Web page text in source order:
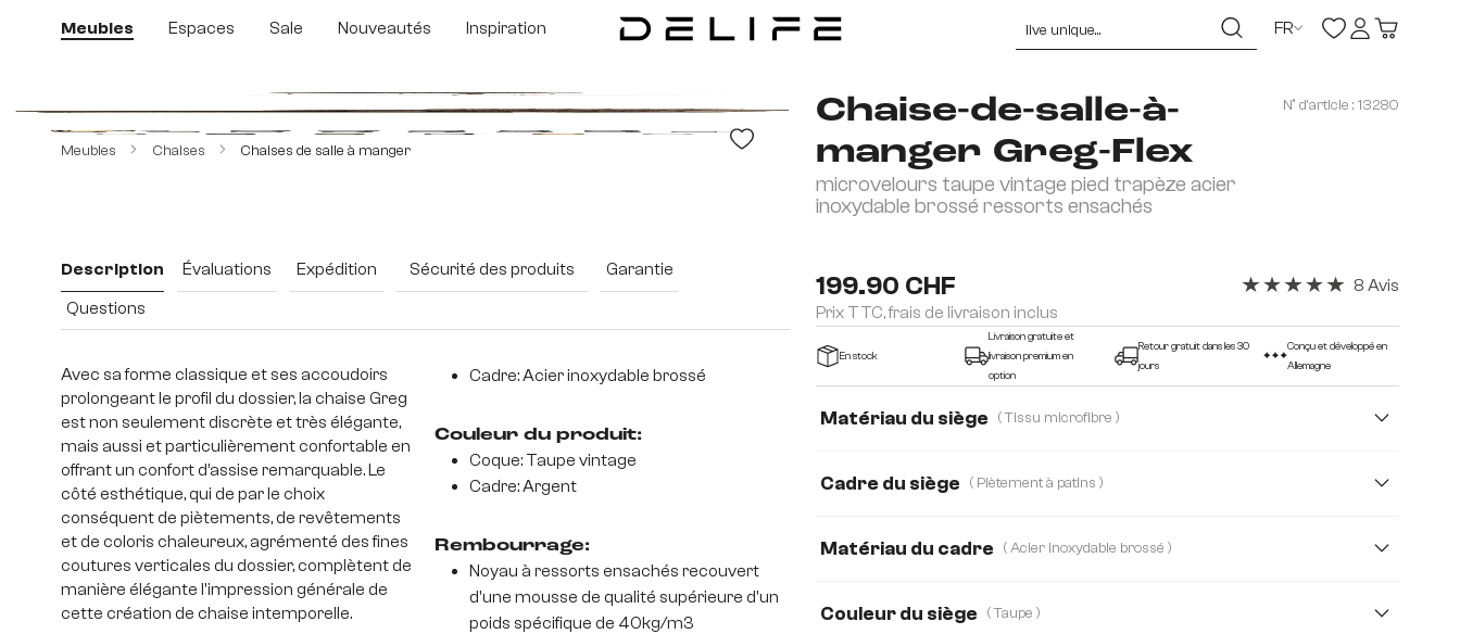
au contenu principal
Passer à la recherche
Passer à la navigation principale
Meubles Espaces Sale Nouveautés Inspiration FR
Meubles Chaises Chaises de salle à manger
Chaise-de-salle-à-
manger Greg-Flex
microvelours taupe vintage pied trapèze acier
inoxydable brossé ressorts ensachés
N° d'article : 13280
199.90 CHF
Prix TTC, frais de livraison inclus
8 Avis
En stock
Livraison gratuite et
livraison premium en
option
Retour gratuit dans les 30
jours
Conçu et développé en
Allemagne
Matériau du siège ( Tissu microfibre )
microfibre/bouclé, Tissu microfibre
Cadre du siège ( Piètement à patins )
Matériau du cadre ( Acier inoxydable brossé )
Acier inoxydable brossé Bois
Couleur du siège ( Taupe )
Description Évaluations Expédition Sécurité des produits
Garantie
Questions
Avec sa forme classique et ses accoudoirs
prolongeant le profil du dossier, la chaise Greg
est non seulement discrète et très élégante,
mais aussi et particulièrement confortable en
offrant un confort d’assise remarquable. Le
côté esthétique, qui de par le choix
conséquent de piètements, de revêtements
et de coloris chaleureux, agrémenté des fines
coutures verticales du dossier, complètent de
manière élégante l'impression générale de
cette création de chaise intemporelle.
Cadre: Acier inoxydable brossé
Couleur du produit:
Coque: Taupe vintage
Cadre: Argent
Rembourrage:
Noyau à ressorts ensachés recouvert
d'une mousse de qualité supérieure d'un
poids spécifique de 40kg/m3